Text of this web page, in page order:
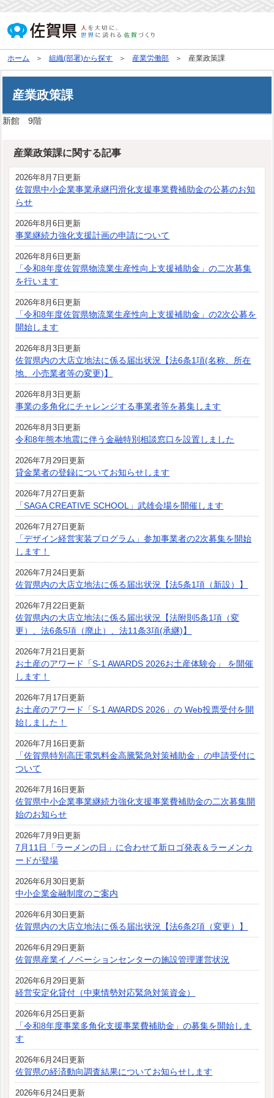
ホーム 組織(部署)から探す 産業労働部 産業政策課
産業政策課
新館 9階
産業政策課に関する記事
2026年8月7日更新
佐賀県中小企業事業承継円滑化支援事業費補助金の公募のお知
らせ
2026年8月6日更新
事業継続力強化支援計画の申請について
2026年8月6日更新
「令和8年度佐賀県物流業生産性向上支援補助金」の二次募集
を行います
2026年8月6日更新
「令和8年度佐賀県物流業生産性向上支援補助金」の2次公募を
開始します
2026年8月3日更新
佐賀県内の大店立地法に係る届出状況【法6条1項(名称、所在
地、小売業者等の変更)】
2026年8月3日更新
事業の多角化にチャレンジする事業者等を募集します
2026年8月3日更新
令和8年熊本地震に伴う金融特別相談窓口を設置しました
2026年7月29日更新
貸金業者の登録についてお知らせします
2026年7月27日更新
「SAGA CREATIVE SCHOOL」武雄会場を開催します
2026年7月27日更新
「デザイン経営実装プログラム」参加事業者の2次募集を開始
します！
2026年7月24日更新
佐賀県内の大店立地法に係る届出状況【法5条1項（新設）】
2026年7月22日更新
佐賀県内の大店立地法に係る届出状況【法附則5条1項（変
更）、法6条5項（廃止）、法11条3項(承継)】
2026年7月21日更新
お土産のアワード「S-1 AWARDS 2026お土産体験会」 を開催
します！
2026年7月17日更新
お土産のアワード「S-1 AWARDS 2026」の Web投票受付を開
始しました！
2026年7月16日更新
「佐賀県特別高圧電気料金高騰緊急対策補助金」の申請受付に
ついて
2026年7月16日更新
佐賀県中小企業事業継続力強化支援事業費補助金の二次募集開
始のお知らせ
2026年7月9日更新
7月11日「ラーメンの日」に合わせて新ロゴ発表＆ラーメンカ
ードが登場
2026年6月30日更新
中小企業金融制度のご案内
2026年6月30日更新
佐賀県内の大店立地法に係る届出状況【法6条2項（変更）】
2026年6月29日更新
佐賀県産業イノベーションセンターの施設管理運営状況
2026年6月29日更新
経営安定化貸付（中東情勢対応緊急対策資金）
2026年6月25日更新
「令和8年度事業多角化支援事業費補助金」の募集を開始しま
す
2026年6月24日更新
佐賀県の経済動向調査結果についてお知らせします
2026年6月24日更新